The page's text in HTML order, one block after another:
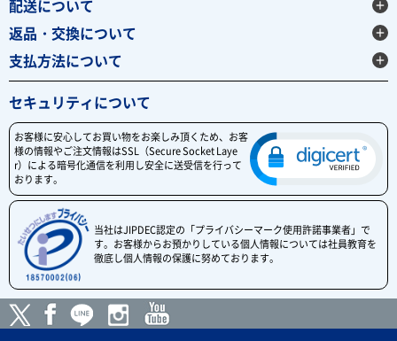
配送について
返品・交換について
支払方法について
セキュリティについて
お客様に安心してお買い物をお楽しみ頂くため、お客
様の情報やご注文情報はSSL（Secure Socket Laye
r）による暗号化通信を利用し安全に送受信を行って
おります。
当社はJIPDEC認定の「プライバシーマーク使用許諾事業者」で
す。お客様からお預かりしている個人情報については社員教育を
徹底し個人情報の保護に努めております。